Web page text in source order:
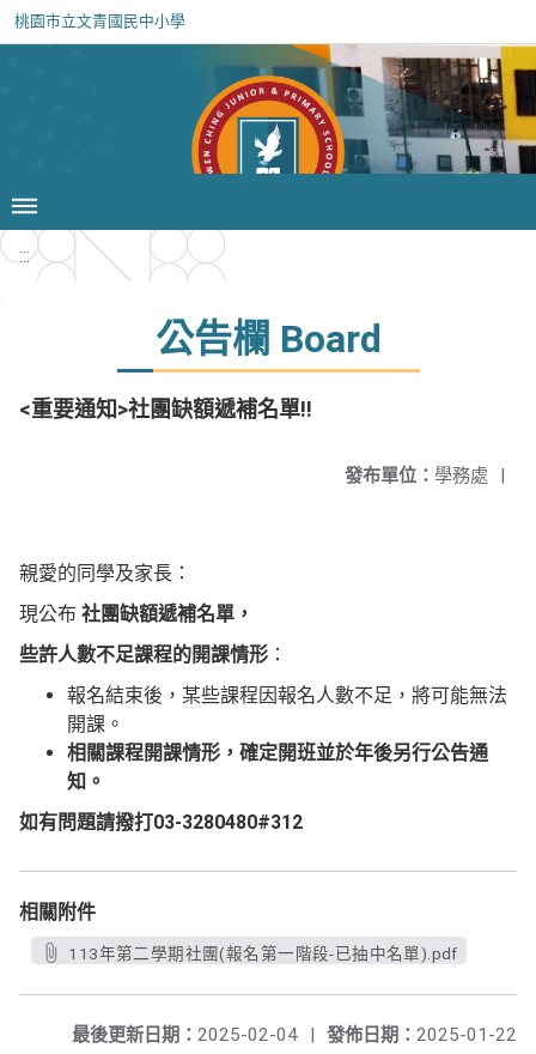
桃園市立文青國民中小學
:::
公告欄 Board
<重要通知>社團缺額遞補名單!!
發布單位： 學務處 |
親愛的同學及家長：
現公布 社團缺額遞補名單，
些許人數不足課程的開課情形 ：
報名結束後，某些課程因報名人數不足，將可能無法
開課。
相關課程開課情形，確定開班並於年後另行公告通
知。
如有問題請撥打03-3280480#312
相關附件
113年第二學期社團(報名第一階段-已抽中名單).pdf
發佈日期： 2025-01-22
最後更新日期： 2025-02-04
|